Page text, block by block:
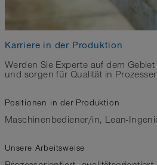
Karriere in der Produktion
Werden Sie Experte auf dem
und sorgen für Qualität in
Positionen in der Produktion
Maschinenbediener/in, Lean-
Unsere Arbeitsweise